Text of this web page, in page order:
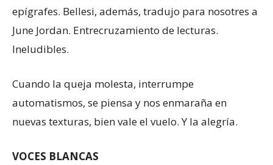
epígrafes. Bellesi, además, tradujo para nosotres a
June Jordan. Entrecruzamiento de lecturas.
Ineludibles.
Cuando la queja molesta, interrumpe
automatismos, se piensa y nos enmaraña en
nuevas texturas, bien vale el vuelo. Y la alegría.
VOCES BLANCAS